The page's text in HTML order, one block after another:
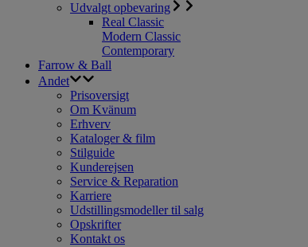
Udvalgt opbevaring
Real Classic
Modern Classic
Contemporary
Farrow & Ball
Andet
Prisoversigt
Om Kvänum
Erhverv
Kataloger & film
Stilguide
Kunderejsen
Service & Reparation
Karriere
Udstillingsmodeller til salg
Opskrifter
Kontakt os